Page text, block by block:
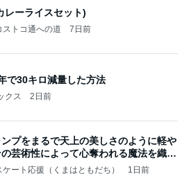
レーライスセット)
トコ通への道 7日前
で30キロ減量した方法
クス 2日前
プをまるで天上の美しさのように軽や
芸術性によって心奪われる魔法を織り
ート応援（くまはともだち） 1日前